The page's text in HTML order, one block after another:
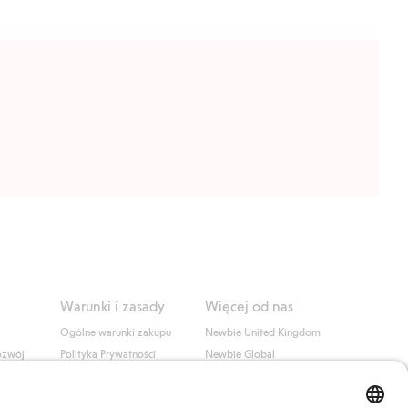
Warunki i zasady
Ogólne warunki zakupu
Polityka Prywatności
Więcej od nas
Newbie United Kingdom
Newbie Global